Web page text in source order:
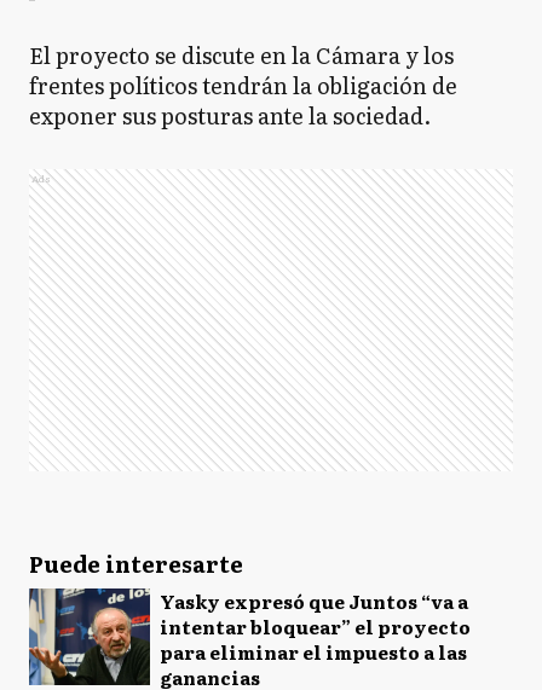
El proyecto se discute en la Cámara y los
frentes políticos tendrán la obligación de
exponer sus posturas ante la sociedad.
Ads
Puede interesarte
Yasky expresó que Juntos “va a
intentar bloquear” el proyecto
para eliminar el impuesto a las
ganancias